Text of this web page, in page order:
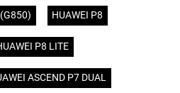
HUAWEI P8
P8 LITE
ASCEND P7 DUAL